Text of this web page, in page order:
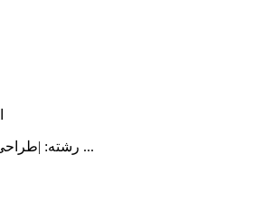
رشته: |طراحی و نقاشی|نقاشیخط|نقا ...